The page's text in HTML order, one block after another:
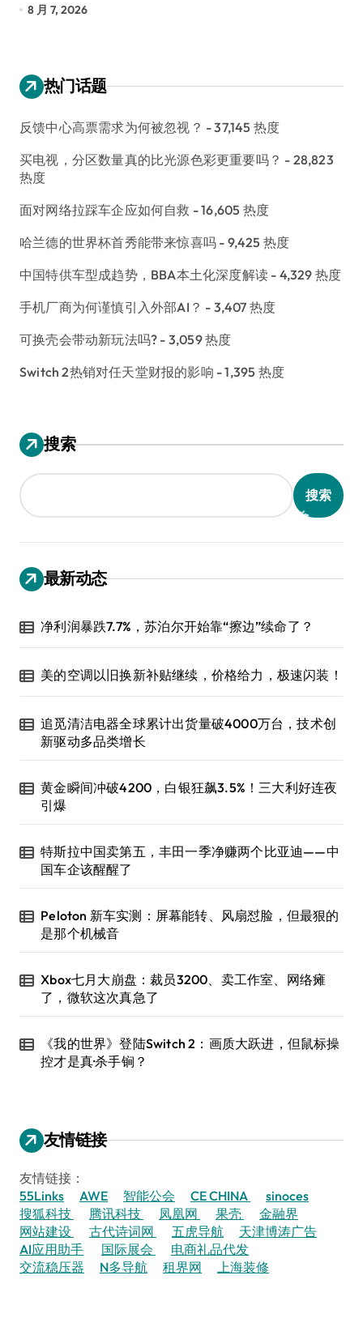
8 月 7, 2026
热门话题
反馈中心高票需求为何被忽视？ - 37,145 热度
买电视，分区数量真的比光源色彩更重要吗？ - 28,823
热度
面对网络拉踩车企应如何自救 - 16,605 热度
哈兰德的世界杯首秀能带来惊喜吗 - 9,425 热度
中国特供车型成趋势，BBA本土化深度解读 - 4,329 热度
手机厂商为何谨慎引入外部AI？ - 3,407 热度
可换壳会带动新玩法吗? - 3,059 热度
Switch 2热销对任天堂财报的影响 - 1,395 热度
搜索
搜索
最新动态
净利润暴跌7.7%，苏泊尔开始靠“擦边”续命了？
美的空调以旧换新补贴继续，价格给力，极速闪装！
追觅清洁电器全球累计出货量破4000万台，技术创
新驱动多品类增长
黄金瞬间冲破4200，白银狂飙3.5%！三大利好连夜
引爆
特斯拉中国卖第五，丰田一季净赚两个比亚迪——中
国车企该醒醒了
Peloton 新车实测：屏幕能转、风扇怼脸，但最狠的
是那个机械音
Xbox七月大崩盘：裁员3200、卖工作室、网络瘫
了，微软这次真急了
《我的世界》登陆Switch 2：画质大跃进，但鼠标操
控才是真·杀手锏？
友情链接
友情链接：
55Links
AWE 智能公会 CE CHINA
sinoces
搜狐科技
腾讯科技 凤凰网 果壳
金融界
网站建设
古代诗词网 五虎导航
天津博涛广告
AI应用助手
国际展会
电商礼品代发
交流稳压器
N多导航 租界网 上海装修